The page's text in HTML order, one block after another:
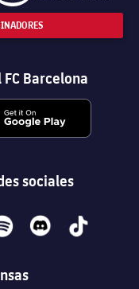
Barcelona
sociales
discord tiktok